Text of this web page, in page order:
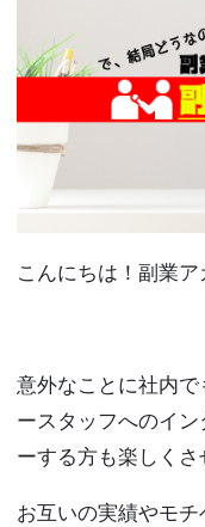
こんにちは！副業ア
意外なことに社内
ースタッフへのイ
ーする方も楽しくさ
お互いの実績やモ